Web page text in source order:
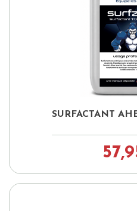
SURFACTANT